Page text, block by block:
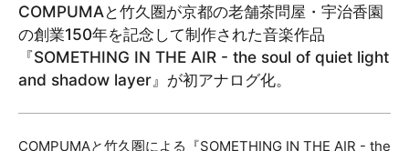
フォーマット
レコード
CD
その他
COMPUMAと竹久圏が京都の老舗茶問屋・宇治香園
の創業150年を記念して制作された音楽作品
『SOMETHING IN THE AIR - the soul of quiet light
and shadow layer』が初アナログ化。
COMPUMAと竹久圏による『SOMETHING IN THE AIR - the